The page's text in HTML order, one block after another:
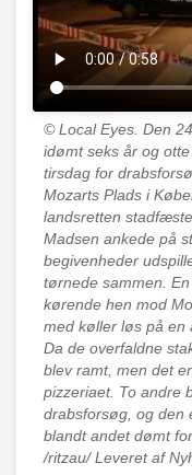
© Local Eyes. Den
idømt seks år og
tirsdag for
Mozarts Plads i
landsretten
Madsen ankede på
begivenheder
tørnede sammen.
kørende hen mod
med køller løs på en
Da de overfaldne
blev ramt, men det
pizzeriaet. To andre
drabsforsøg, og den
blandt andet dømt
/ritzau/ Leveret af